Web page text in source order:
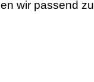
wir passend